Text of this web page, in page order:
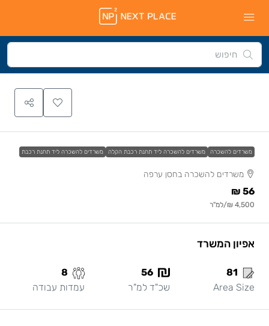
משרדים להשכרה משרדים להשכרה ליד תחנת רכבת הקלה משרדים להשכרה ליד תחנת רכבת
משרדים להשכרה בחסן ערפה
56 ₪
4,500 ₪ /למ"ר
אפיון המשרד
81
Area Size
56
שכ"ד למ"ר
8
עמדות עבודה